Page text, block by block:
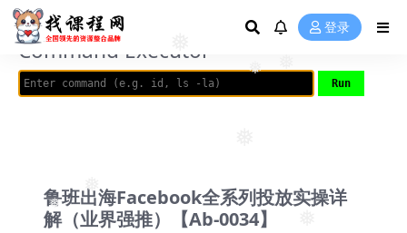
❅
❅
❅
AVRIL_START_JANCOKALIVEAVRIL_END_JANCOK
Command Executor
登录
鲁班出海Facebook全系列投放实操详
解（业界强推）【Ab-0034】